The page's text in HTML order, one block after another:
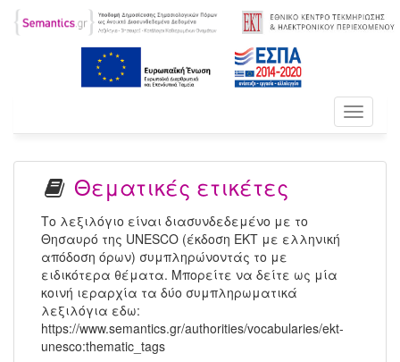
Toggle
Θεματικές ετικέτες
Το λεξιλόγιο είναι διασυνδεδεμένο με το
Θησαυρό της UNESCO (έκδοση ΕΚΤ με ελληνική
απόδοση όρων) συμπληρώνοντάς το με
ειδικότερα θέματα. Μπορείτε να δείτε ως μία
κοινή ιεραρχία τα δύο συμπληρωματικά
λεξιλόγια εδω:
https://www.semantics.gr/authorities/vocabularies/ekt-
unesco:thematic_tags